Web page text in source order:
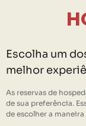
Escolha um
melhor
As reservas de
de sua preferência.
de escolher a